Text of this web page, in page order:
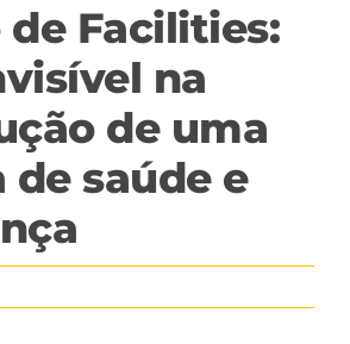
de Facilities:
na
de uma
saúde e